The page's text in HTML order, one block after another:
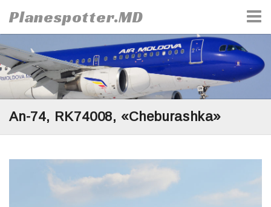
to
content
Planespotter.MD
An-74, RK74008, «Cheburashka»